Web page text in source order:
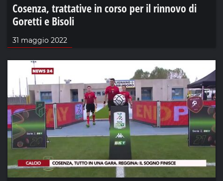
Cosenza, trattative in corso per il rinnovo di
Goretti e Bisoli
31 maggio 2022